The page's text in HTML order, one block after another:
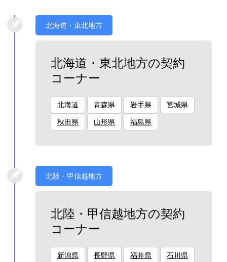
北海道・東北地方
北海道・東北地方の契約
コーナー
北海道 青森県 岩手県 宮城県
秋田県 山形県 福島県
北陸・甲信越地方
北陸・甲信越地方の契約
コーナー
新潟県 長野県 福井県 石川県